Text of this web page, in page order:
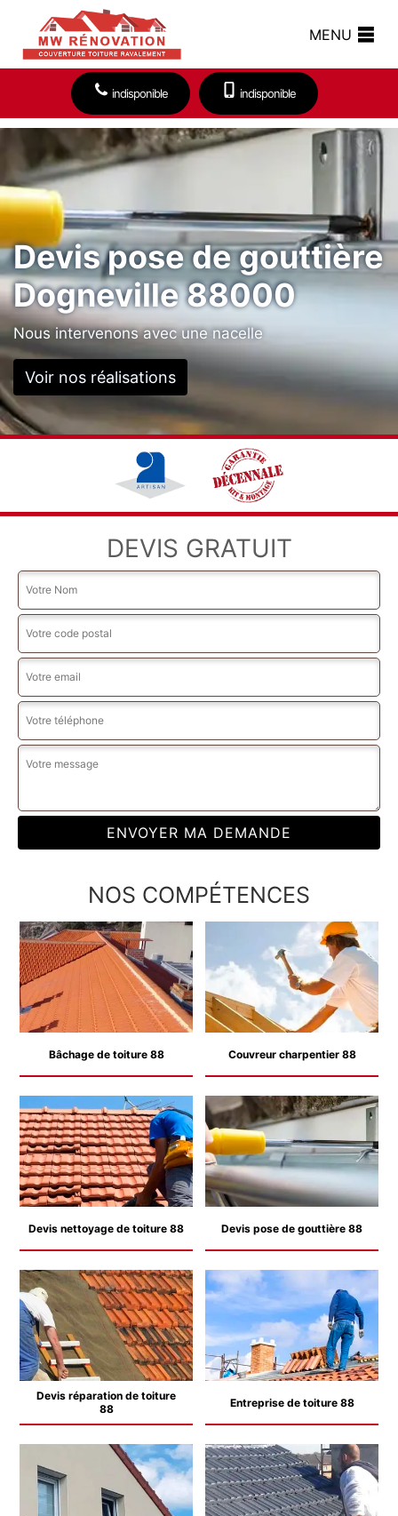
MENU
indisponible indisponible
Devis pose de gouttière
Dogneville 88000
Nous intervenons avec une nacelle
Voir nos réalisations
DEVIS GRATUIT
NOS COMPÉTENCES
Bâchage de toiture 88 Couvreur charpentier 88
Devis nettoyage de toiture 88 Devis pose de gouttière 88
Devis réparation de toiture
88
Entreprise de toiture 88